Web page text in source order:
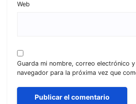
Web
Guarda mi nombre, correo electrónico
navegador para la próxima vez que